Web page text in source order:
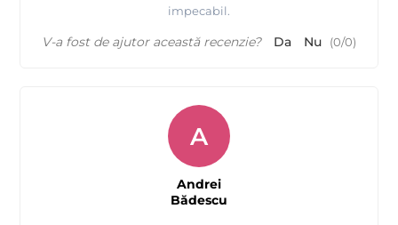
impecabil.
V-a fost de ajutor această recenzie? Da Nu (0/0)
A
Andrei
Bădescu